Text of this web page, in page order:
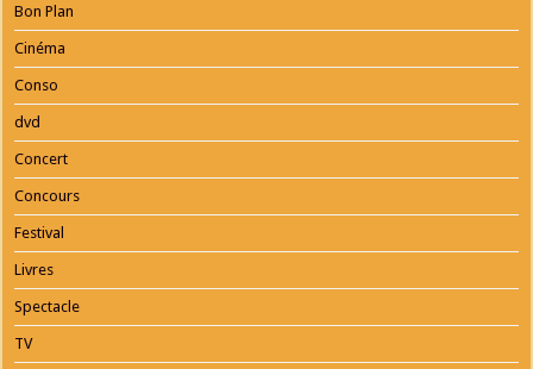
Bon Plan
Cinéma
Conso
dvd
Concert
Concours
Festival
Livres
Spectacle
TV